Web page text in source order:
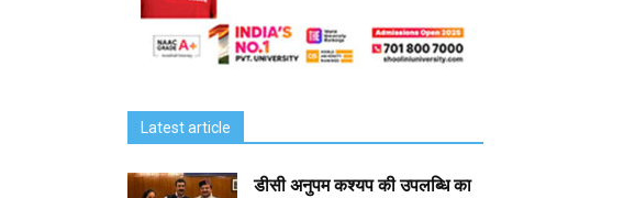
Latest article
डीसी अनुपम कश्यप की उपलब्धि का